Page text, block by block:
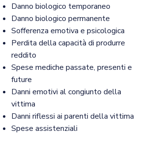
Danno biologico temporaneo
Danno biologico permanente
Sofferenza emotiva e psicologica
Perdita della capacità di produrre
reddito
Spese mediche passate, presenti e
future
Danni emotivi al congiunto della
vittima
Danni riflessi ai parenti della vittima
Spese assistenziali